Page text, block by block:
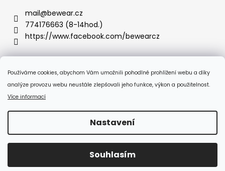
Používáme cookies, abychom Vám umožnili pohodlné prohlížení webu a díky
analýze provozu webu neustále zlepšovali jeho funkce, výkon a použitelnost.
Více informací
Nastavení
Souhlasím
mail@bewear.cz
774176663 (8-14hod.)
https://www.facebook.com/bewearcz
Přijímáme online platby
Vytvořil Shoptet
Bewear.cz. Všechna práva vyhrazena.